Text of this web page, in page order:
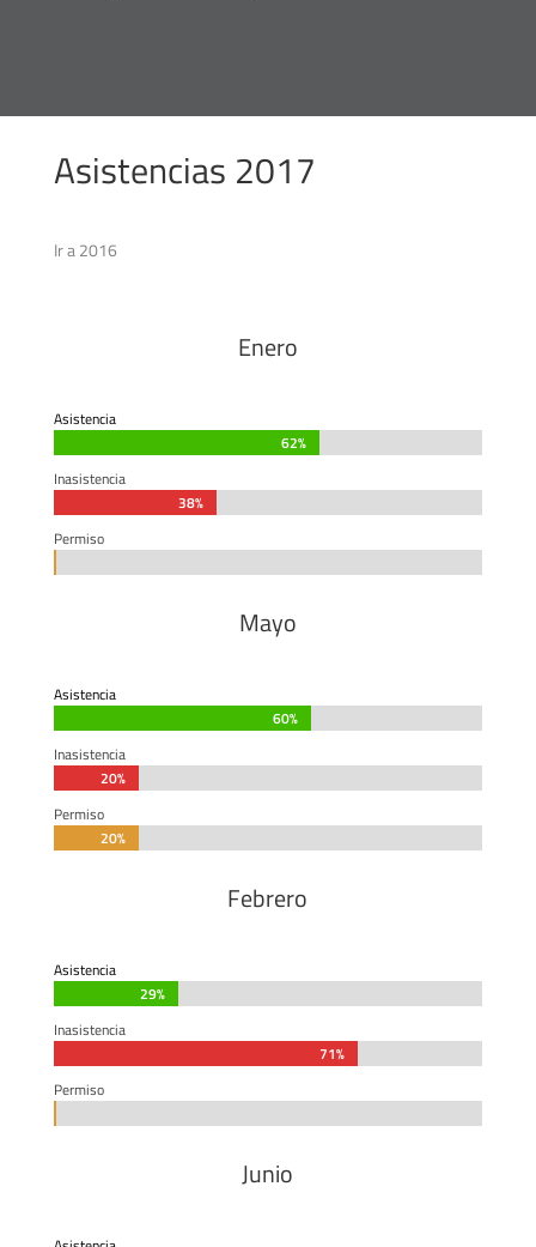
Asistencias 2017
Ir a 2016
Enero
Asistencia
62%
62%
Inasistencia
38%
38%
Permiso
Mayo
Asistencia
60%
60%
Inasistencia
20%
20%
Permiso
20%
20%
Febrero
Asistencia
29%
29%
Inasistencia
71%
71%
Permiso
Junio